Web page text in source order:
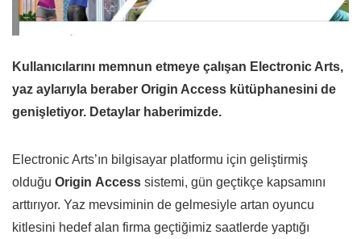
Kullanıcılarını memnun etmeye çalışan Electronic Arts,
yaz aylarıyla beraber Origin Access kütüphanesini de
genişletiyor. Detaylar haberimizde.
Electronic Arts’ın bilgisayar platformu için geliştirmiş
olduğu Origin Access sistemi, gün geçtikçe kapsamını
arttırıyor. Yaz mevsiminin de gelmesiyle artan oyuncu
kitlesini hedef alan firma geçtiğimiz saatlerde yaptığı